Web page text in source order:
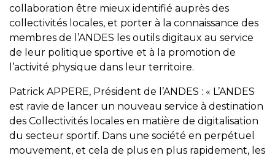
collaboration être mieux identifié auprès des
collectivités locales, et porter à la connaissance des
membres de l’ANDES les outils digitaux au service
de leur politique sportive et à la promotion de
l’activité physique dans leur territoire.
Patrick APPERE, Président de l’ANDES : « L’ANDES
est ravie de lancer un nouveau service à destination
des Collectivités locales en matière de digitalisation
du secteur sportif. Dans une société en perpétuel
mouvement, et cela de plus en plus rapidement, les